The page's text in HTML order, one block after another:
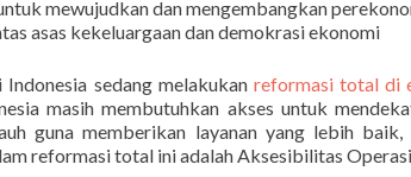
mewujudkan dan mengembangkan
asas kekeluargaan dan demokrasi ekonomi
Indonesia sedang melakukan reformasi total di
masih membutuhkan akses untuk
guna memberikan layanan yang lebih
reformasi total ini adalah Aksesibilitas